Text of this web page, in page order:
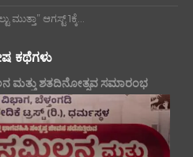
ಆಗಸ್ಟ್ 1ಕ್ಕೆ...
ಕಥೆಗಳು
ಮತ್ತು ಶತದಿನೋತ್ಸವ ಸಮಾರಂಭ